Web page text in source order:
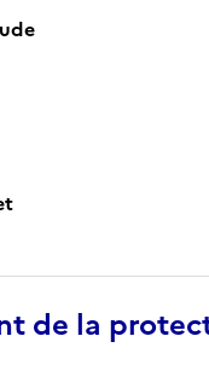
de la